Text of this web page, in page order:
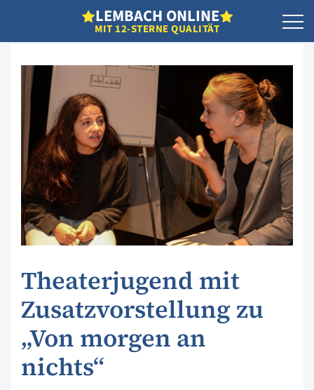
LEMBACH ONLINE
MIT 12-STERNE QUALITÄT
Theaterjugend mit
Zusatzvorstellung zu
„Von morgen an
nichts“